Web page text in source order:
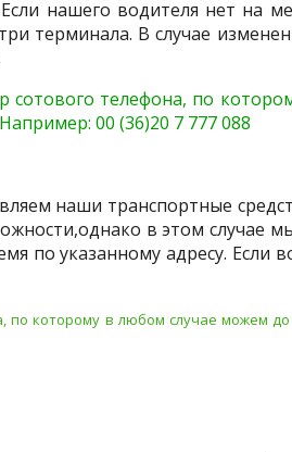
нашего водителя нет на
терминала. В случае
телефона, по
00 (36)20 7 777 088
наши транспортные
в этом случае
по указанному адресу. Если
которому в любом случае можем до